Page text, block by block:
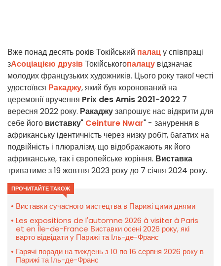
Вже понад десять років Токійський палацу співпраці
зАсоціацією друзівТокійськогопалацу відзначає
молодих французьких художників. Цього року такої честі
удостоївся Ракаджу, який був коронований на
церемонії вручення Prix des Amis 2021-2022 7
вересня 2022 року. Ракаджузапрошує нас відкрити для
себе його виставку" Ceinture Nwar" - занурення в
африканську ідентичність через низку робіт, багатих на
подвійність і плюралізм, що відображають як його
африканське, так і європейське коріння. Виставка
триватиме з 19 жовтня 2023 року до 7 січня 2024 року.
ПРОЧИТАЙТЕ ТАКОЖ
Виставки сучасного мистецтва в Парижі цими днями
Les expositions de l'automne 2026 à visiter à Paris
et en Île-de-France Виставки осені 2026 року, які
варто відвідати у Парижі та Іль-де-Франс
Гарячі поради на тиждень з 10 по 16 серпня 2026 року в
Парижі та Іль-де-Франс